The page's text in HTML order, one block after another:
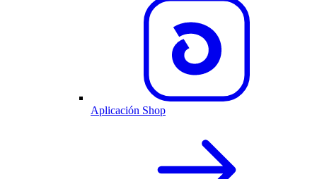
Aplicación Shop